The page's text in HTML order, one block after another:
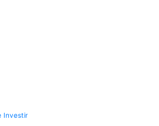
Investir